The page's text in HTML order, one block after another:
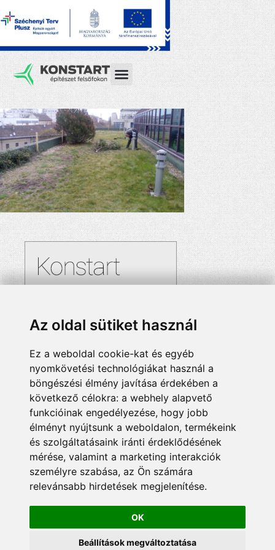
Az oldal sütiket használ
Ez a weboldal cookie-kat és egyéb
nyomkövetési technológiákat használ a
böngészési élmény javítása érdekében a
következő célokra: a webhely alapvető
funkcióinak engedélyezése, hogy jobb
élményt nyújtsunk a weboldalon, termékeink
és szolgáltatásaink iránti érdeklődésének
mérése, valamint a marketing interakciók
személyre szabása, az Ön számára
relevánsabb hirdetések megjelenítése.
OK
Beállítások megváltoztatása